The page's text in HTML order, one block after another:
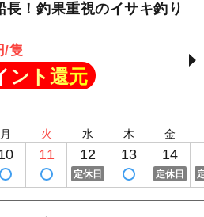
長！釣果重視のイサキ釣り
/隻
ント還元
月 火
11
水
12
定休日
木
13
金
14
定休日